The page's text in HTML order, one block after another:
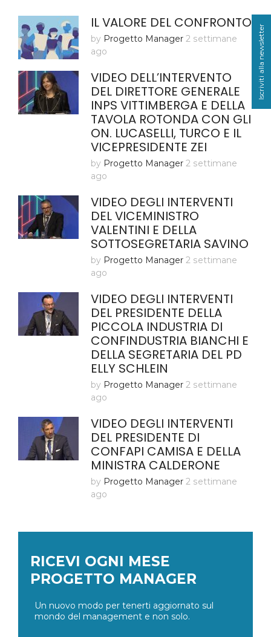
IL VALORE DEL CONFRONTO
by Progetto Manager 2 settimane
ago
VIDEO DELL’INTERVENTO
DEL DIRETTORE GENERALE
INPS VITTIMBERGA E DELLA
TAVOLA ROTONDA CON GLI
ON. LUCASELLI, TURCO E IL
VICEPRESIDENTE ZEI
by Progetto Manager 2 settimane
ago
VIDEO DEGLI INTERVENTI
DEL VICEMINISTRO
VALENTINI E DELLA
SOTTOSEGRETARIA SAVINO
by Progetto Manager 2 settimane
ago
VIDEO DEGLI INTERVENTI
DEL PRESIDENTE DELLA
PICCOLA INDUSTRIA DI
CONFINDUSTRIA BIANCHI E
DELLA SEGRETARIA DEL PD
ELLY SCHLEIN
by Progetto Manager 2 settimane
ago
VIDEO DEGLI INTERVENTI
DEL PRESIDENTE DI
CONFAPI CAMISA E DELLA
MINISTRA CALDERONE
by Progetto Manager 2 settimane
ago
RICEVI OGNI MESE
PROGETTO MANAGER
Un nuovo modo per tenerti aggiornato sul
mondo del management e non solo.
Iscriviti alla newsletter